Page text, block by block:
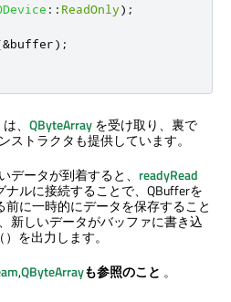
:: ReadOnly);
&buffer);
は、 QByteArrayを受け取り、裏で
ストラクタも提供しています。
データが到着すると、 readyRead
ナルに接続することで、QBufferを
に一時的にデータを保存すること
新しいデータがバッファに書き込
（）を出力します。
,QByteArrayも参照のこと 。